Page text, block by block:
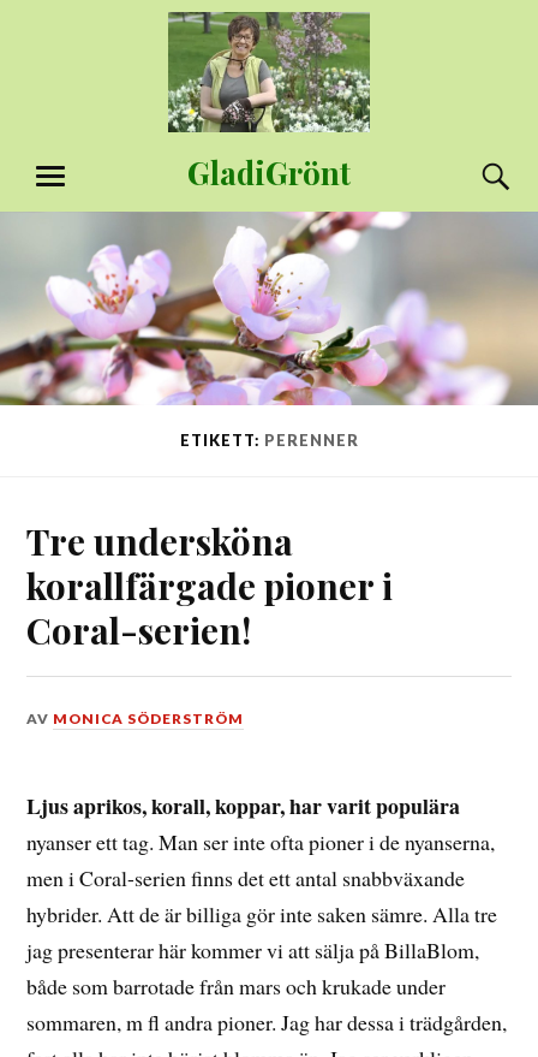
GladiGrönt
MENY
ETIKETT: PERENNER
Tre undersköna
korallfärgade pioner i
Coral-serien!
DEN
2021
AV MONICA SÖDERSTRÖM
Ljus aprikos, korall, koppar, har varit populära
nyanser ett tag. Man ser inte ofta pioner i de nyanserna,
men i Coral-serien finns det ett antal snabbväxande
hybrider. Att de är billiga gör inte saken sämre. Alla tre
jag presenterar här kommer vi att sälja på BillaBlom,
både som barrotade från mars och krukade under
sommaren, m fl andra pioner. Jag har dessa i trädgården,